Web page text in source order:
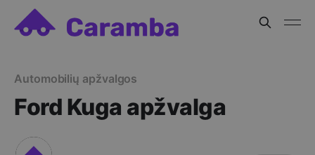
Automobilių apžvalgos
Ford Kuga apžvalga